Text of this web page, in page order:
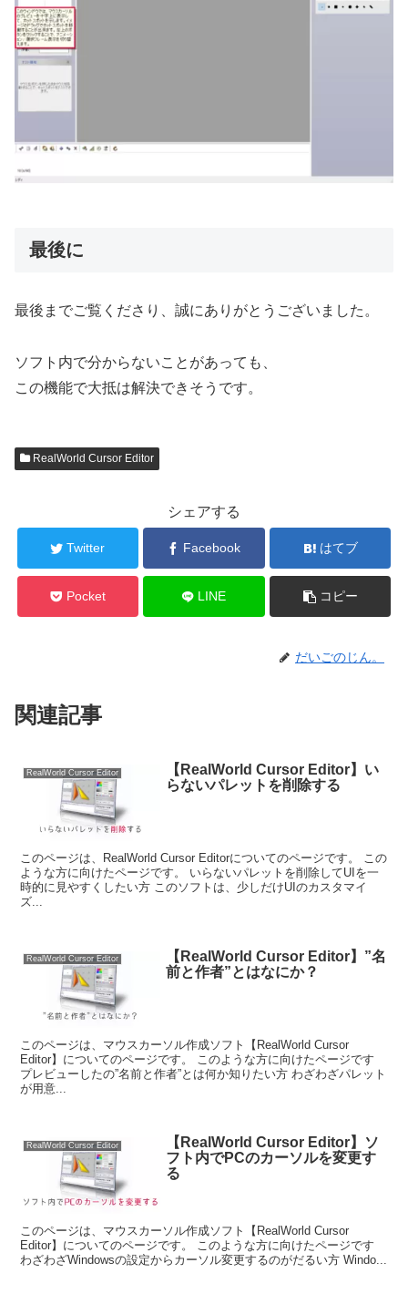
最後に
最後までご覧くださり、誠にありがとうございました。
ソフト内で分からないことがあっても、
この機能で大抵は解決できそうです。
RealWorld Cursor Editor
シェアする
Twitter Facebook はてブ
Pocket LINE コピー
だいごのじん。
関連記事
RealWorld Cursor Editor
【RealWorld Cursor Editor】い
らないパレットを削除する
このページは、RealWorld Cursor Editorについてのページです。 この
ような方に向けたページです。 いらないパレットを削除してUIを一
時的に見やすくしたい方 このソフトは、少しだけUIのカスタマイ
ズ...
RealWorld Cursor Editor
【RealWorld Cursor Editor】”名
前と作者”とはなにか？
このページは、マウスカーソル作成ソフト【RealWorld Cursor
Editor】についてのページです。 このような方に向けたページです
プレビューしたの”名前と作者”とは何か知りたい方 わざわざパレット
が用意...
RealWorld Cursor Editor
【RealWorld Cursor Editor】ソ
フト内でPCのカーソルを変更す
る
このページは、マウスカーソル作成ソフト【RealWorld Cursor
Editor】についてのページです。 このような方に向けたページです
わざわざWindowsの設定からカーソル変更するのがだるい方 Windo...